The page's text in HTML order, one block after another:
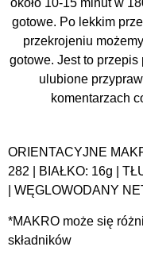
około 10-15 minut w
gotowe. Po lekkim
przekrojeniu
gotowe. Jest to
ulubione
komentarzach
ORIENTACYJNE
282 | BIAŁKO: 16g |
| WĘGLOWODANY
*MAKRO może się
składników